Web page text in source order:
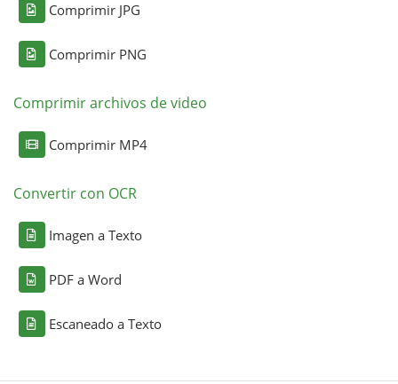
Comprimir JPG
Comprimir PNG
Comprimir archivos de video
Comprimir MP4
Convertir con OCR
Imagen a Texto
PDF a Word
Escaneado a Texto